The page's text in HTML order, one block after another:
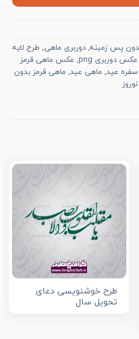
پس زمینه, دوربری ماهی, طرح لایه
عکس دوربری png , عکس ماهی قرمز
عید, ماهی عید, ماهی قرمز بدون
نوروز
طرح خوشنویسی دعای
تحویل سال